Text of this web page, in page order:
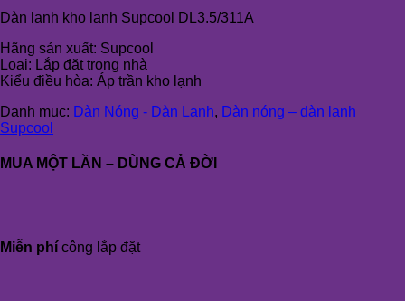
Dàn lạnh kho lạnh Supcool DL3.5/311A
Hãng sản xuất: Supcool
Loại: Lắp đặt trong nhà
Kiểu điều hòa: Áp trần kho lạnh
Danh mục: Dàn Nóng - Dàn Lạnh, Dàn nóng – dàn lạnh
Supcool
MUA MỘT LẦN – DÙNG CẢ ĐỜI
Miễn phí công lắp đặt